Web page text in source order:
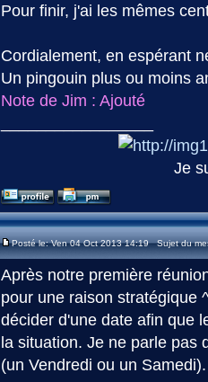
Pour finir, j'ai les mêmes
Cordialement, en espérant
Un pingouin plus ou moins
Note de Jim : Ajouté
Je
Posté le: Ven 04 Oct 2013 14:19 Sujet du
Après notre première
pour une raison stratégique
décider d'une date afin que
la situation. Je ne parle pas
(un Vendredi ou un Samedi).